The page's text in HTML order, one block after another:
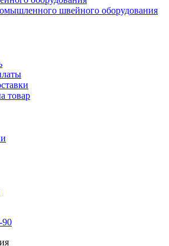
швейного оборудования
товар
90